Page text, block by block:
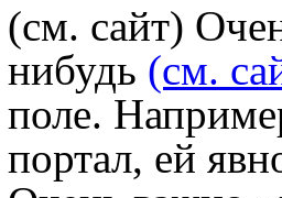
(см. сайт)
нибудь (см.
поле.
портал, ей